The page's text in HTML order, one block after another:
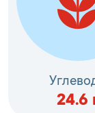
24.6